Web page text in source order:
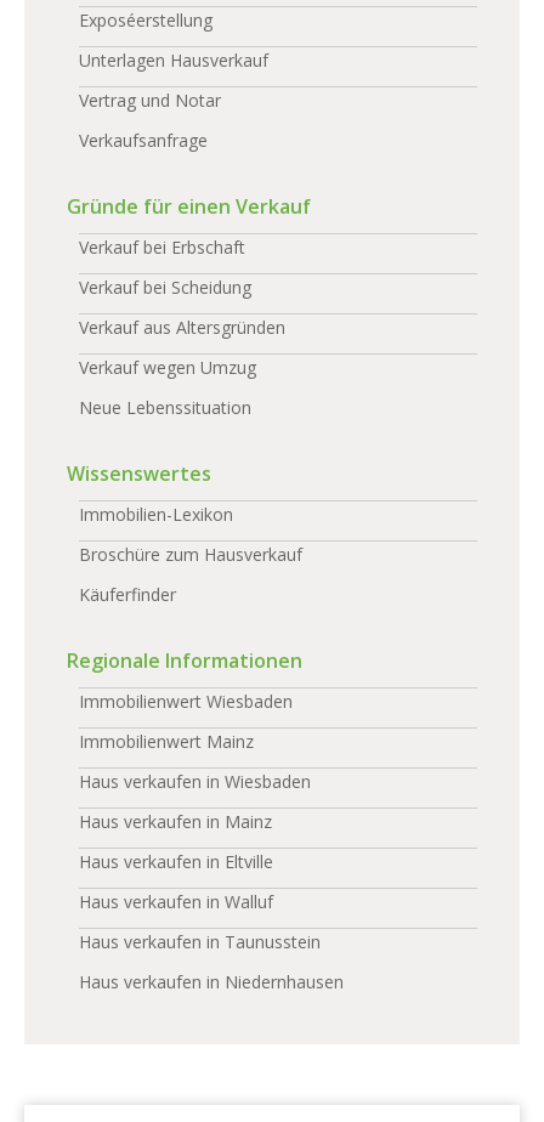
Exposéerstellung
Unterlagen Hausverkauf
Vertrag und Notar
Verkaufsanfrage
Gründe für einen Verkauf
Verkauf bei Erbschaft
Verkauf bei Scheidung
Verkauf aus Altersgründen
Verkauf wegen Umzug
Neue Lebenssituation
Wissenswertes
Immobilien-Lexikon
Broschüre zum Hausverkauf
Käuferfinder
Regionale Informationen
Immobilienwert Wiesbaden
Immobilienwert Mainz
Haus verkaufen in Wiesbaden
Haus verkaufen in Mainz
Haus verkaufen in Eltville
Haus verkaufen in Walluf
Haus verkaufen in Taunusstein
Haus verkaufen in Niedernhausen